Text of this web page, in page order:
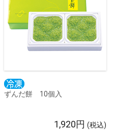
ずんだ餅 10個入
1,920円 (税込)